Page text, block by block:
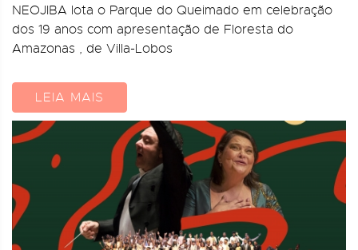
NEOJIBA lota o Parque do Queimado em celebração
dos 19 anos com apresentação de Floresta do
Amazonas , de Villa-Lobos
LEIA MAIS